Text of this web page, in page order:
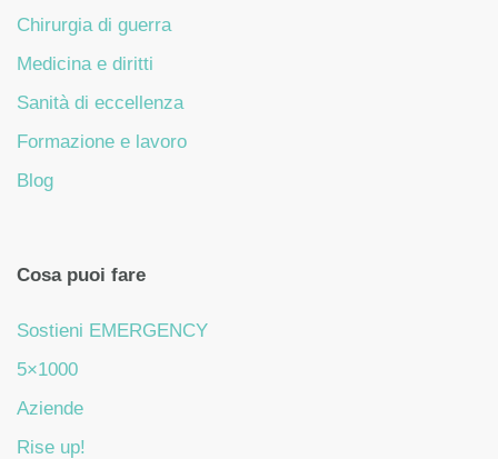
Chirurgia di guerra
Medicina e diritti
Sanità di eccellenza
Formazione e lavoro
Blog
Cosa puoi fare
Sostieni EMERGENCY
5×1000
Aziende
Rise up!